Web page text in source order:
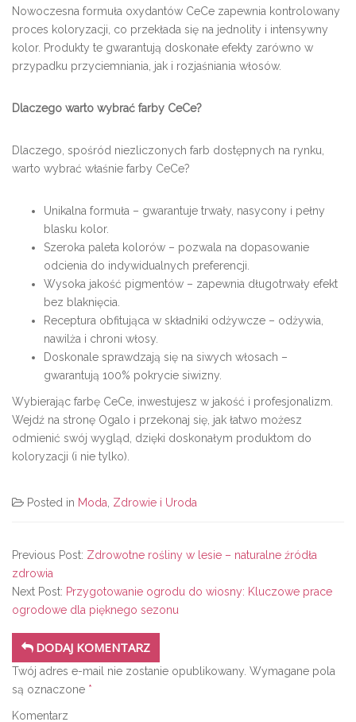
Nowoczesna formuła oxydantów CeCe zapewnia kontrolowany
proces koloryzacji, co przekłada się na jednolity i intensywny
kolor. Produkty te gwarantują doskonałe efekty zarówno w
przypadku przyciemniania, jak i rozjaśniania włosów.
Dlaczego warto wybrać farby CeCe?
Dlaczego, spośród niezliczonych farb dostępnych na rynku,
warto wybrać właśnie farby CeCe?
Unikalna formuła – gwarantuje trwały, nasycony i pełny
blasku kolor.
Szeroka paleta kolorów – pozwala na dopasowanie
odcienia do indywidualnych preferencji.
Wysoka jakość pigmentów – zapewnia długotrwały efekt
bez blaknięcia.
Receptura obfitująca w składniki odżywcze – odżywia,
nawilża i chroni włosy.
Doskonale sprawdzają się na siwych włosach –
gwarantują 100% pokrycie siwizny.
Wybierając farbę CeCe, inwestujesz w jakość i profesjonalizm.
Wejdź na stronę Ogalo i przekonaj się, jak łatwo możesz
odmienić swój wygląd, dzięki doskonałym produktom do
koloryzacji (i nie tylko).
Posted in Moda Zdrowie i Uroda
Previous Post: Zdrowotne rośliny w lesie – naturalne źródła
zdrowia
Next Post: Przygotowanie ogrodu do wiosny: Kluczowe prace
ogrodowe dla pięknego sezonu
DODAJ KOMENTARZ
Twój adres e-mail nie zostanie opublikowany. Wymagane pola
są oznaczone *
Komentarz